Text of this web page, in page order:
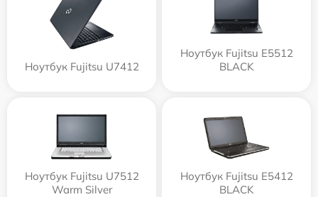
Ноутбук Fujitsu U7412
Ноутбук Fujitsu E5512
BLACK
Ноутбук Fujitsu U7512
Warm Silver
Ноутбук Fujitsu E5412
BLACK